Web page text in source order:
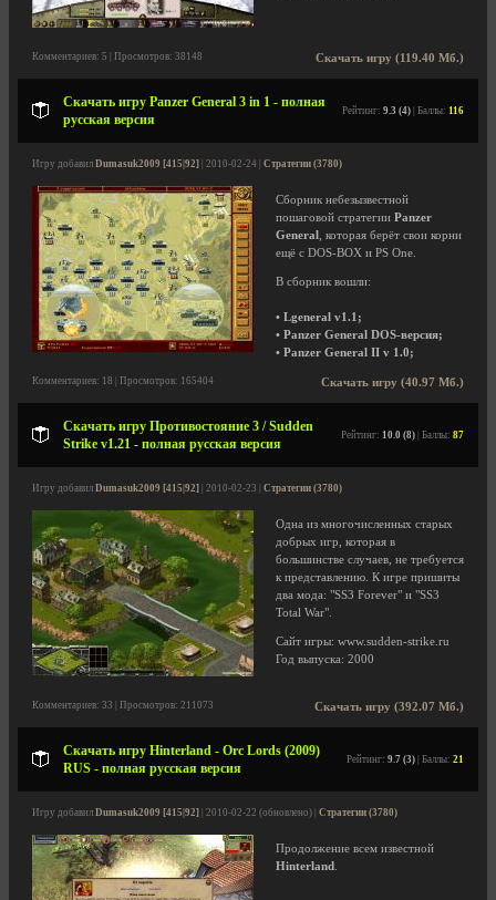
Скачать игру (119.40 Мб.)
Комментариев: 5 | Просмотров: 38148
Скачать игру Panzer General 3 in 1 - полная
русская версия
Рейтинг: 9.3 (4) | Баллы: 116
Игру добавил Dumasuk2009 [415|92] | 2010-02-24 | Стратегии (3780)
Сборник небезызвестной
пошаговой стратегии Panzer
General
, которая берёт свои корни
ещё с DOS-BOX и PS One.
В сборник вошли:
• Lgeneral v1.1;
• Panzer General DOS-версия;
• Panzer General II v 1.0;
Скачать игру (40.97 Мб.)
Комментариев: 18 | Просмотров: 165404
Скачать игру Противостояние 3 / Sudden
Strike v1.21 - полная русская версия
Рейтинг: 10.0 (8) | Баллы: 87
Игру добавил Dumasuk2009 [415|92] | 2010-02-23 | Стратегии (3780)
Одна из многочисленных старых
добрых игр, которая в
большинстве случаев, не требуется
к представлению. К игре пришиты
два мода: "SS3 Forever" и "SS3
Total War".
Сайт игры: www.sudden-strike.ru
Год выпуска: 2000
Скачать игру (392.07 Мб.)
Комментариев: 33 | Просмотров: 211073
Скачать игру Hinterland - Orc Lords (2009)
RUS - полная русская версия
Рейтинг: 9.7 (3) | Баллы: 21
Игру добавил Dumasuk2009 [415|92] | 2010-02-22 (обновлено) | Стратегии (3780)
Продолжение всем известной
Hinterland